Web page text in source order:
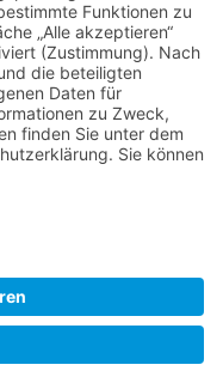
Zur Anzeige
Zur Anzeige